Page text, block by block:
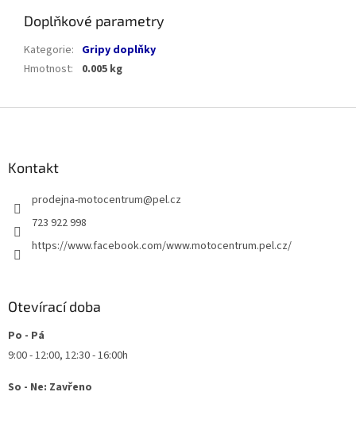
Doplňkové parametry
Kategorie: Gripy doplňky
Hmotnost: 0.005 kg
Kontakt
prodejna-motocentrum@pel.cz
723 922 998
https://www.facebook.com/www.motocentrum.pel.cz/
Otevírací doba
Po - Pá
9:00 - 12:00, 12:30 - 16:00h
So - Ne: Zavřeno